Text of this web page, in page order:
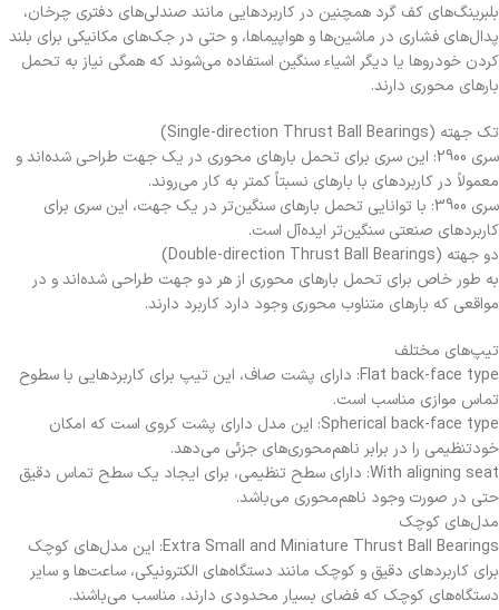
بلبرینگ‌های کف گرد همچنین در کاربردهایی مانند صندلی‌های دفتری چرخان،
پدال‌های فشاری در ماشین‌ها و هواپیماها، و حتی در جک‌های مکانیکی برای بلند
کردن خودروها یا دیگر اشیاء سنگین استفاده می‌شوند که همگی نیاز به تحمل
بارهای محوری دارند.
تک جهته (Single-direction Thrust Ball Bearings)
سری 2900: این سری برای تحمل بارهای محوری در یک جهت طراحی شده‌اند و
معمولاً در کاربردهای با بارهای نسبتاً کمتر به کار می‌روند.
سری 3900: با توانایی تحمل بارهای سنگین‌تر در یک جهت، این سری برای
کاربردهای صنعتی سنگین‌تر ایده‌آل است.
دو جهته (Double-direction Thrust Ball Bearings)
به طور خاص برای تحمل بارهای محوری از هر دو جهت طراحی شده‌اند و در
مواقعی که بارهای متناوب محوری وجود دارد کاربرد دارند.
تیپ‌های مختلف
Flat back-face type: دارای پشت صاف، این تیپ برای کاربردهایی با سطوح
تماس موازی مناسب است.
Spherical back-face type: این مدل دارای پشت کروی است که امکان
خودتنظیمی را در برابر ناهم‌محوری‌های جزئی می‌دهد.
With aligning seat: دارای سطح تنظیمی، برای ایجاد یک سطح تماس دقیق
حتی در صورت وجود ناهم‌محوری می‌باشد.
مدل‌های کوچک
Extra Small and Miniature Thrust Ball Bearings: این مدل‌های کوچک
برای کاربردهای دقیق و کوچک مانند دستگاه‌های الکترونیکی، ساعت‌ها و سایر
دستگاه‌های کوچک که فضای بسیار محدودی دارند، مناسب می‌باشند.